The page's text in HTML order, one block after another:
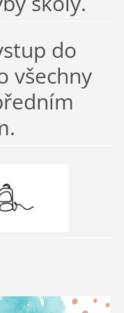
do
všechny